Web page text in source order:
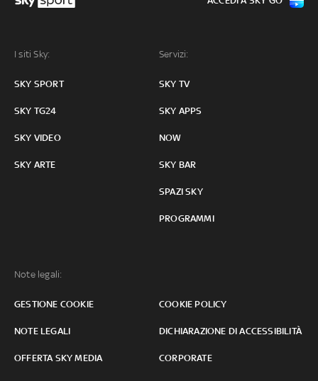
I siti Sky:
SKY SPORT
SKY TG24
SKY VIDEO
SKY ARTE
Servizi:
SKY TV
SKY APPS
NOW
SKY BAR
SPAZI SKY
PROGRAMMI
Note legali:
GESTIONE COOKIE COOKIE POLICY
NOTE LEGALI DICHIARAZIONE DI ACCESSIBILITÀ
OFFERTA SKY MEDIA CORPORATE